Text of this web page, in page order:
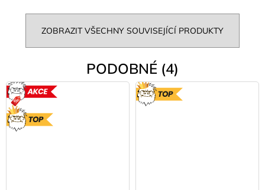
ZOBRAZIT VŠECHNY SOUVISEJÍCÍ PRODUKTY
PODOBNÉ (4)